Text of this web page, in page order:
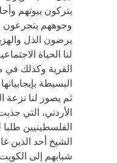
يتركون بيوتهم
وجوههم يتجرعون
يرضون الذل
لنا الحياة
القرية وكذلك في
البسيطة
ثم يصور لنا نزعة
الأردني، التي
الفلسطينيين
الشيخ أحد الذين
شبابهم إلى